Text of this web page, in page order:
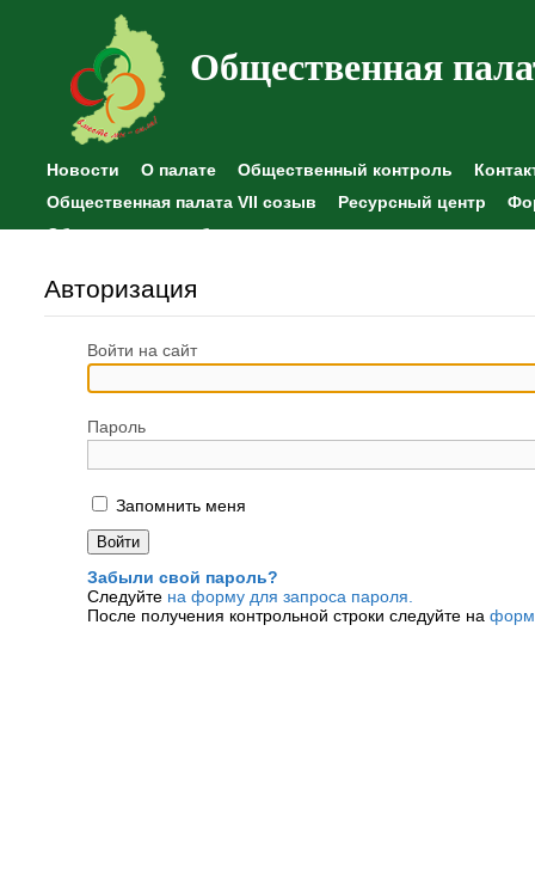
Общественная
Новости О палате Общественный контроль
Общественная палата VII созыв
Ресурсный центр
Общественные наблюдения
Авторизация
Войти на сайт
Пароль
Запомнить меня
Забыли свой пароль?
Следуйте на форму для запроса пароля.
После получения контрольной строки следуйте на